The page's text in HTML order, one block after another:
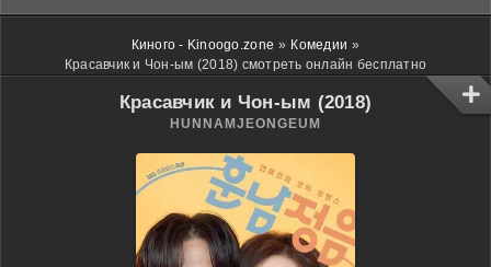
Киного - Kinoogo.zone » Комедии »
Красавчик и Чон-ым (2018) смотреть онлайн бесплатно
Красавчик и Чон-ым (2018)
HUNNAMJEONGEUM